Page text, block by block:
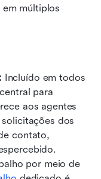
múltiplos
Incluído em todos
para
aos agentes
dos
contato,
por meio de